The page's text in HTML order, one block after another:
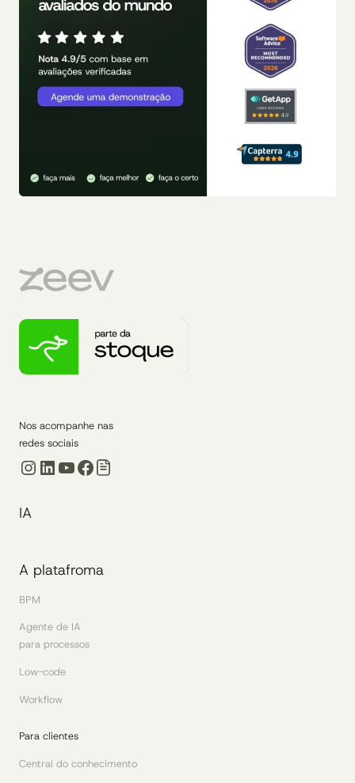
Nos acompanhe nas
redes sociais
Instagram
LinkedIn
Youtube
Facebook
IA
A platafroma
BPM
Agente de IA
para processos
Low-code
Workflow
Para clientes
Central do conhecimento